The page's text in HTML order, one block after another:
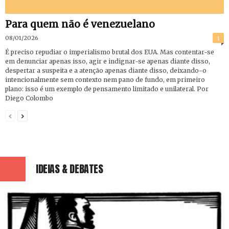
Para quem não é venezuelano
08/01/2026 1
É preciso repudiar o imperialismo brutal dos EUA. Mas contentar-se
em denunciar apenas isso, agir e indignar-se apenas diante disso,
despertar a suspeita e a atenção apenas diante disso, deixando-o
intencionalmente sem contexto nem pano de fundo, em primeiro
plano: isso é um exemplo de pensamento limitado e unilateral. Por
Diego Colombo
IDEIAS & DEBATES